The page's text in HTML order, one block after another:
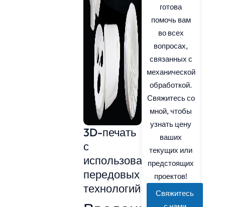
3D-печать
с
использованием
передовых
технологий
готова
помочь вам
во всех
вопросах,
связанных с
механической
обработкой.
Свяжитесь со
мной, чтобы
узнать цену
ваших
текущих или
предстоящих
проектов!
Свяжитесь